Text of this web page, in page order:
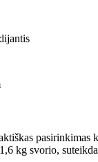
pasirinkimas
kg svorio,